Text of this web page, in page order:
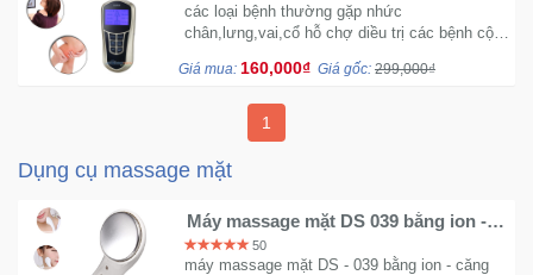
Thiết
các loại bệnh thường gặp nhức
chân,lưng,vai,cổ hỗ chợ diều trị các bệnh cột
được nhiều người tin dùng...
Giá mua: 160,000₫ Giá gốc: 299,000₫
1
Dụng cụ massage mặt
Máy massage mặt DS 039 bằng ion -
Căng da cực mịn
50
máy massage mặt DS - 039 bằng ion - căng